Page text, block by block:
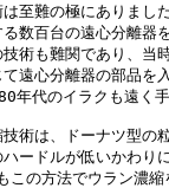
至難の極にありまし
数百台の遠心分離器
術も難関であり、当
心分離器の部品を
年代のイラクも遠く
は、ドーナツ型の
ードルが低いかわり
の方法でウラン濃